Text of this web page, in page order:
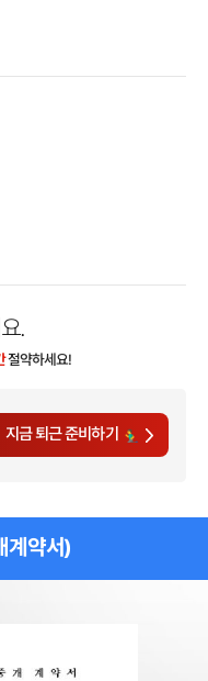
.
절약하세요!
지금 퇴근 준비하기
계약서)